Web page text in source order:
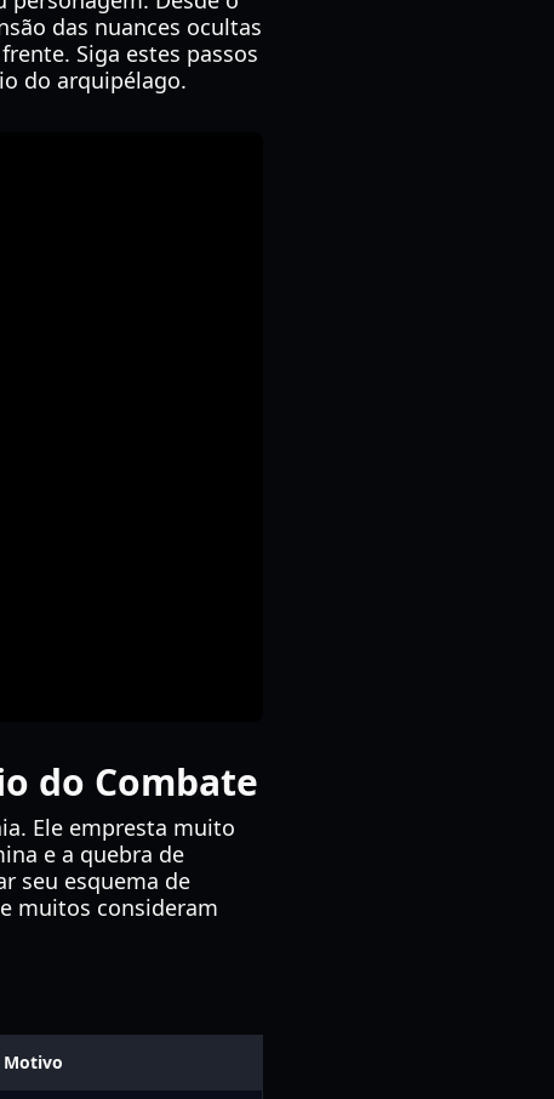
das nuances ocultas
Siga estes passos
do arquipélago.
do Combate
Ele empresta muito
e a quebra de
seu esquema de
muitos consideram
Motivo